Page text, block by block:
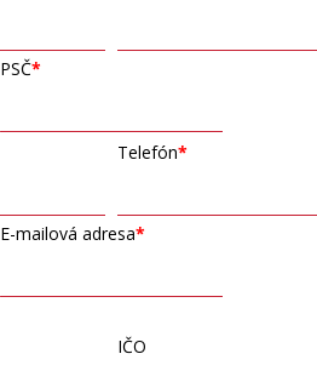
PSČ
Telefón
E-mailová adresa
IČO